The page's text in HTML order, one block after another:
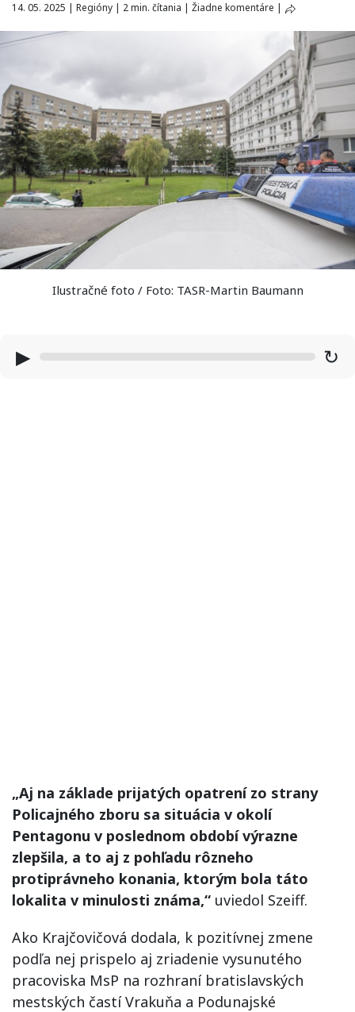
14. 05. 2025 | Regióny | 2 min. čítania | Žiadne komentáre |
Ilustračné foto / Foto: TASR-Martin Baumann
▶ ↻
„Aj na základe prijatých opatrení zo strany
Policajného zboru sa situácia v okolí
Pentagonu v poslednom období výrazne
zlepšila, a to aj z pohľadu rôzneho
protiprávneho konania, ktorým bola táto
lokalita v minulosti známa,“ uviedol Szeiff.
Ako Krajčovičová dodala, k pozitívnej zmene
podľa nej prispelo aj zriadenie vysunutého
pracoviska MsP na rozhraní bratislavských
mestských častí Vrakuňa a Podunajské